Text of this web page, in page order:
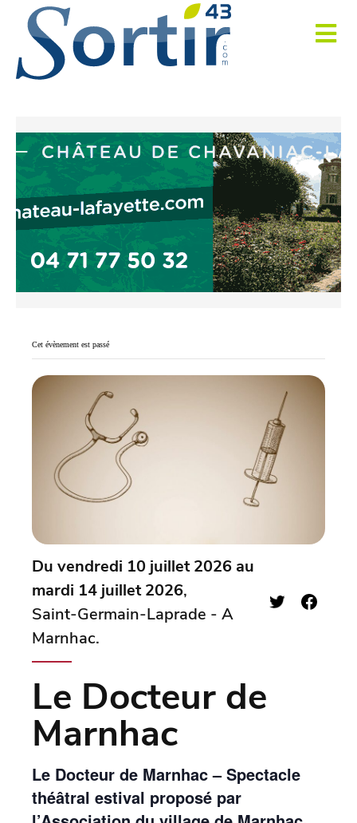
Cet évènement est passé
Du vendredi 10 juillet 2026 au
mardi 14 juillet 2026,
Saint-Germain-Laprade - A
Marnhac.
Le Docteur de
Marnhac
Le Docteur de Marnhac – Spectacle
théâtral estival proposé par